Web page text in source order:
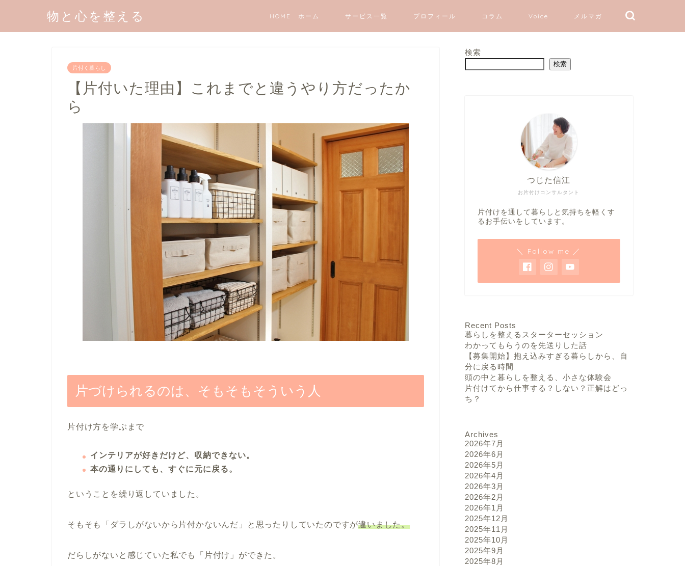
物と心を整える HOME ホーム サービス一覧 プロフィール コラム Voice メルマガ
片付く暮らし
【片付いた理由】これまでと違うやり方だったか
ら
片づけられるのは、そもそもそういう人
片付け方を学ぶまで
インテリアが好きだけど、収納できない。
本の通りにしても、すぐに元に戻る。
ということを繰り返していました。
そもそも「ダラしがないから片付かないんだ」と思ったりしていたのですが違いました。
だらしがないと感じていた私でも「片付け」ができた。
検索
検索
お片付けコンサルタント
つじた信江
片付けを通して暮らしと気持ちを軽くす
るお手伝いをしています。
＼ Follow me ／
Recent Posts
暮らしを整えるスターターセッション
わかってもらうのを先送りした話
【募集開始】抱え込みすぎる暮らしから、自
分に戻る時間
頭の中と暮らしを整える、小さな体験会
片付けてから仕事する？しない？正解はどっ
ち？
Archives
2026年7月
2026年6月
2026年5月
2026年4月
2026年3月
2026年2月
2026年1月
2025年12月
2025年11月
2025年10月
2025年9月
2025年8月